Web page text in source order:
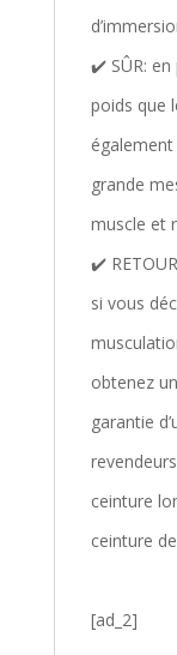
✔️ SÛR: en
poids que
grande
muscle et
✔️
si vous
obtenez
garantie
ceinture
ceinture
[ad_2]